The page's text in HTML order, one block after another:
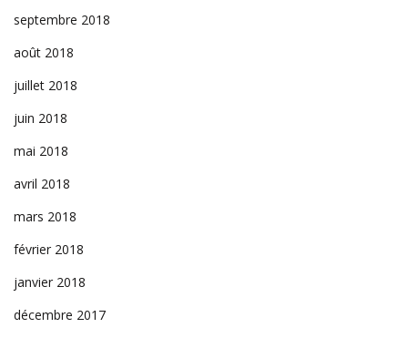
septembre 2018
août 2018
juillet 2018
juin 2018
mai 2018
avril 2018
mars 2018
février 2018
janvier 2018
décembre 2017